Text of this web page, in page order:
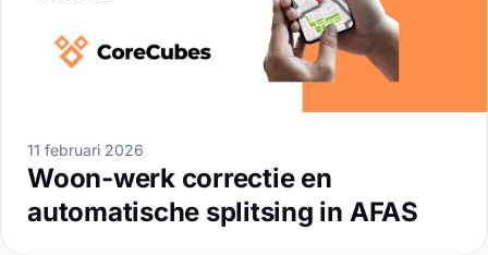
11 februari 2026
Woon-werk correctie en
automatische splitsing in AFAS